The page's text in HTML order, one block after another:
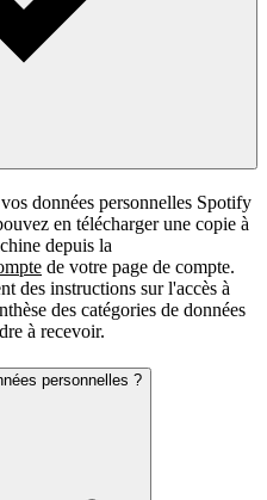
données personnelles Spotify
en télécharger une copie à
depuis la
de votre page de compte.
des instructions sur l'accès à
des catégories de données
à recevoir.
personnelles ?